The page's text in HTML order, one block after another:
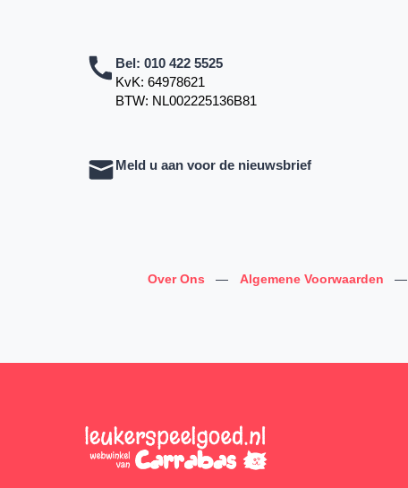
Bel: 010 422 5525
KvK: 64978621
BTW: NL002225136B81
Meld u aan voor de nieuwsbrief
Over Ons — Algemene Voorwaarden —